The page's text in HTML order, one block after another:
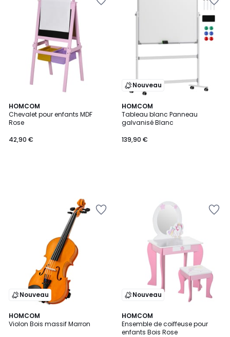
HOMCOM
Chevalet pour enfants MDF
Rose
42,90 €
Nouveau
HOMCOM
Tableau blanc Panneau
galvanisé Blanc
139,90 €
Nouveau
HOMCOM
Violon Bois massif Marron
Nouveau
HOMCOM
Ensemble de coiffeuse pour
enfants Bois Rose